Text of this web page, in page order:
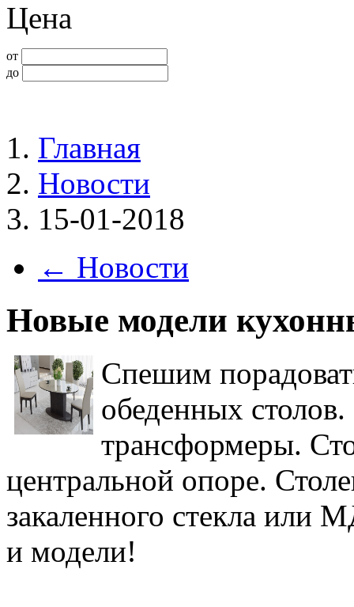
Цена
от
до
Главная
Новости
15-01-2018
← Новости
Новые модели
Спешим
обеденных
трансформеры.
центральной опоре.
закаленного стекла или
и модели!